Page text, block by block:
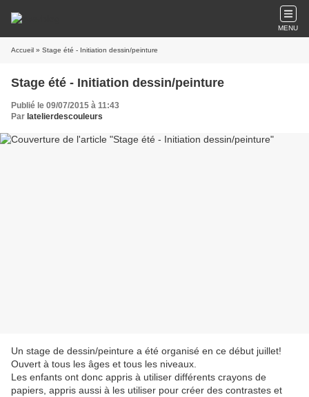
MENU
Accueil » Stage été - Initiation dessin/peinture
Stage été - Initiation dessin/peinture
Publié le 09/07/2015 à 11:43
Par latelierdescouleurs
Un stage de dessin/peinture a été organisé en ce début juillet!
Ouvert à tous les âges et tous les niveaux.
Les enfants ont donc appris à utiliser différents crayons de
papiers, appris aussi à les utiliser pour créer des contrastes et